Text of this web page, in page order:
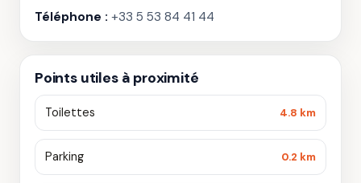
Téléphone : +33 5 53 84 41 44
Points utiles à proximité
Toilettes 4.8 km
Parking 0.2 km